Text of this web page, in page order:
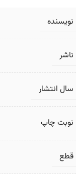
نویسنده
ناشر
سال انتشار
نوبت چاپ
قطع